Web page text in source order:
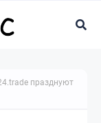
празднуют